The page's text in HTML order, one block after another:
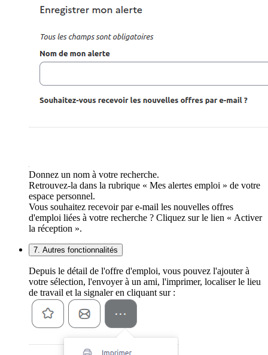
Donnez un nom à votre recherche.
Retrouvez-la dans la rubrique « Mes alertes emploi » de votre
espace personnel.
Vous souhaitez recevoir par e-mail les nouvelles offres
d'emploi liées à votre recherche ? Cliquez sur le lien « Activer
la réception ».
7. Autres fonctionnalités
Depuis le détail de l'offre d'emploi, vous pouvez l'ajouter à
votre sélection, l'envoyer à un ami, l'imprimer, localiser le lieu
de travail et la signaler en cliquant sur :